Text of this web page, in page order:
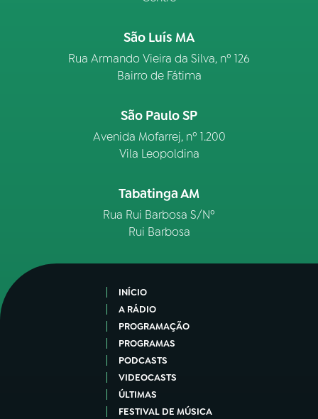
São Luís MA
Rua Armando Vieira da Silva, nº 126
Bairro de Fátima
São Paulo SP
Avenida Mofarrej, nº 1.200
Vila Leopoldina
Tabatinga AM
Rua Rui Barbosa S/Nº
Rui Barbosa
INÍCIO
A RÁDIO
PROGRAMAÇÃO
PROGRAMAS
PODCASTS
VIDEOCASTS
ÚLTIMAS
FESTIVAL DE MÚSICA